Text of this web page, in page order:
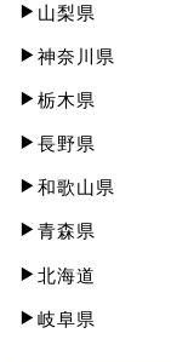
山梨県
神奈川県
栃木県
長野県
和歌山県
青森県
北海道
岐阜県